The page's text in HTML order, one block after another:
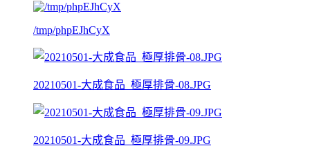
/tmp/phpEJhCyX
20210501-大成食品_極厚排骨-08.JPG
20210501-大成食品_極厚排骨-09.JPG